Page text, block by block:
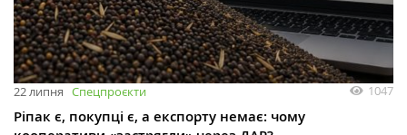
22 липня Спецпроєкти 1047
Ріпак є, покупці є, а експорту немає: чому